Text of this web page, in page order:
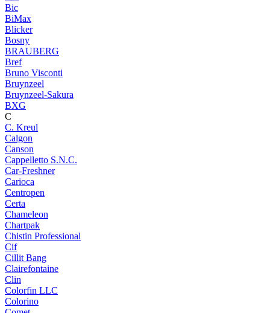
Bic
BiMax
Blicker
Bosny
BRAUBERG
Bref
Bruno Visconti
Bruynzeel
Bruynzeel-Sakura
BXG
C
C. Kreul
Calgon
Canson
Cappelletto S.N.C.
Car-Freshner
Carioca
Centropen
Certa
Chameleon
Chartpak
Chistin Professional
Cif
Cillit Bang
Clairefontaine
Clin
Colorfin LLC
Colorino